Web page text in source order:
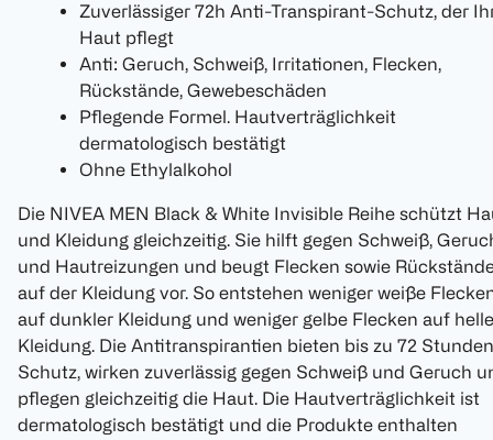
Zuverlässiger 72h Anti-Transpirant-Schutz, der
Haut pflegt
Anti: Geruch, Schweiß, Irritationen, Flecken,
Rückstände, Gewebeschäden
Pflegende Formel. Hautverträglichkeit
dermatologisch bestätigt
Ohne Ethylalkohol
Die NIVEA MEN Black & White Invisible Reihe schützt
und Kleidung gleichzeitig. Sie hilft gegen Schweiß,
und Hautreizungen und beugt Flecken sowie
auf der Kleidung vor. So entstehen weniger weiße
auf dunkler Kleidung und weniger gelbe Flecken auf
Kleidung. Die Antitranspirantien bieten bis zu 72 Stunden
Schutz, wirken zuverlässig gegen Schweiß und Geruch
pflegen gleichzeitig die Haut. Die Hautverträglichkeit ist
dermatologisch bestätigt und die Produkte enthalten